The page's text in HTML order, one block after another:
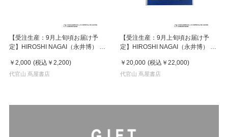
【受注生産：9月上旬頃お届け予
定】HIROSHI NAGAI（永井博） ×
KEY HOLDER / KTHN-AKF Untitled
2
￥2,000 (税込 ￥2,200)
代官山 蔦屋書店
【受注生産：9月上旬頃お届け予
定】HIROSHI NAGAI（永井博） ×
CANVAS PRINT / KTHN-CP
Untitled 1 ※通常商品との同時購入
￥20,000 (税込 ￥22,000)
代官山 蔦屋書店